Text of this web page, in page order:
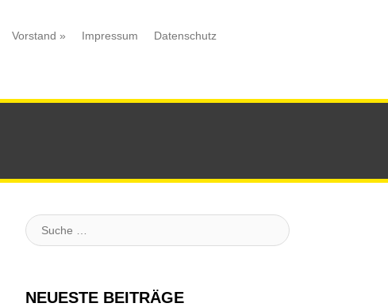
Vorstand » Impressum Datenschutz
Suche
:
NEUESTE BEITRÄGE